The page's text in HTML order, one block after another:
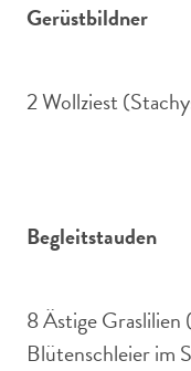
Gerüstbildner
2 Wollziest
Begleitstauden
8 Ästige
Blütenschleier im